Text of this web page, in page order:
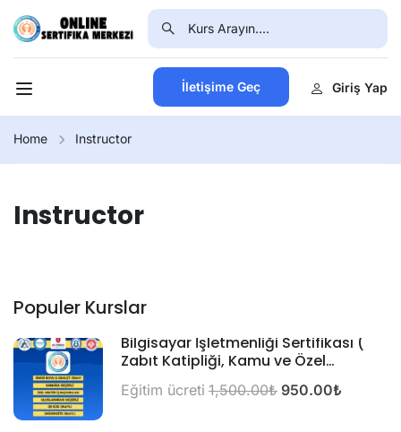
İletişime Geç Giriş Yap
Home Instructor
Instructor
Populer Kurslar
Bilgisayar İşletmenliği Sertifikası (
Zabıt Katipliği, Kamu ve Özel
Eğitim ücreti 1,500.00₺ 950.00₺